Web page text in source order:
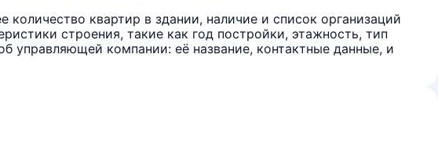
квартир в здании, наличие и список организаций
строения, такие как год постройки, этажность, тип
управляющей компании: её название, контактные данные, и